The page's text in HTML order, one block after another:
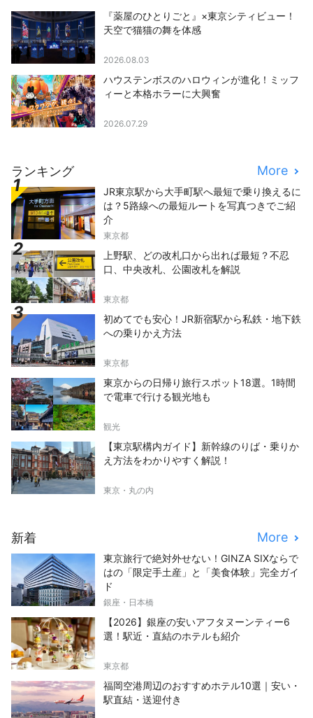
『薬屋のひとりごと』×東京シティビュー！
天空で猫猫の舞を体感
2026.08.03
ハウステンボスのハロウィンが進化！ミッフ
ィーと本格ホラーに大興奮
2026.07.29
ランキング More
JR東京駅から大手町駅へ最短で乗り換えるに
は？5路線への最短ルートを写真つきでご紹
介
東京都
上野駅、どの改札口から出れば最短？不忍
口、中央改札、公園改札を解説
東京都
初めてでも安心！JR新宿駅から私鉄・地下鉄
への乗りかえ方法
東京都
東京からの日帰り旅行スポット18選。1時間
で電車で行ける観光地も
観光
【東京駅構内ガイド】新幹線のりば・乗りか
え方法をわかりやすく解説！
東京・丸の内
新着 More
東京旅行で絶対外せない！GINZA SIXならで
はの「限定手土産」と「美食体験」完全ガイ
ド
銀座・日本橋
【2026】銀座の安いアフタヌーンティー6
選！駅近・直結のホテルも紹介
東京都
福岡空港周辺のおすすめホテル10選｜安い・
駅直結・送迎付き